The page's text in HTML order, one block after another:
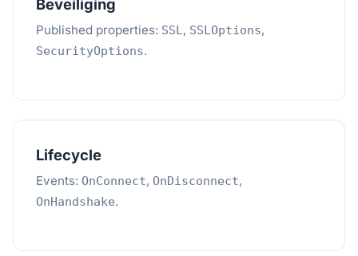
Beveiliging
Published properties: SSL, SSLOptions,
SecurityOptions.
Lifecycle
Events: OnConnect, OnDisconnect,
OnHandshake.